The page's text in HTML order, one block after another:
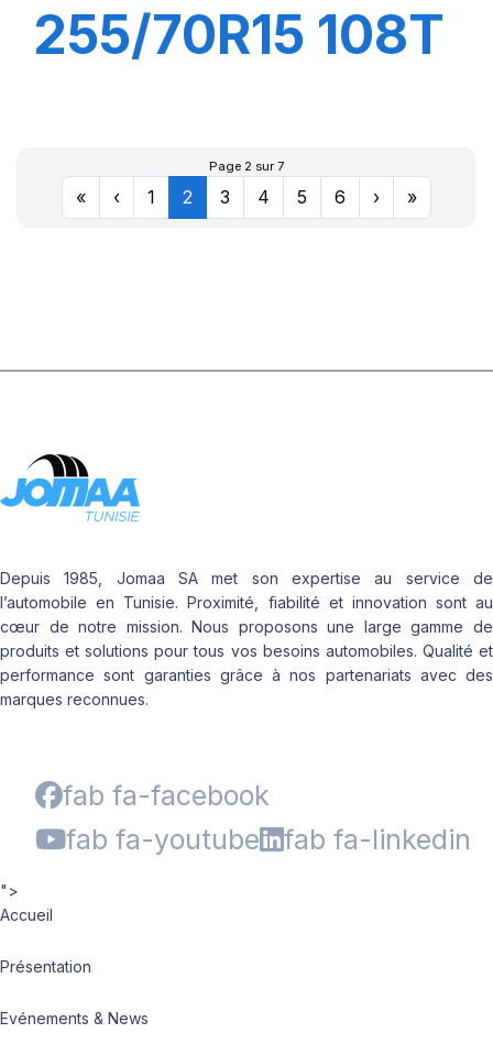
255/70R15 108T
A/T
Page 2 sur 7
« ‹ 1 2 3 4 5 6 › »
Depuis 1985, Jomaa SA met son expertise au service de
l’automobile en Tunisie. Proximité, fiabilité et innovation sont au
cœur de notre mission. Nous proposons une large gamme de
produits et solutions pour tous vos besoins automobiles. Qualité et
performance sont garanties grâce à nos partenariats avec des
marques reconnues.
fab fa-facebook
fab fa-youtube
fab fa-linkedin
">
Accueil
Présentation
Evénements & News